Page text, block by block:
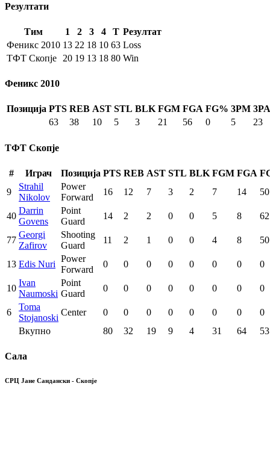
Резултати
Тим 1 2 3 4 T Резултат
Феникс 2010 13 22 18 10 63 Loss
ТФТ Скопје
20 19 13 18 80 Win
Феникс 2010
Позиција PTS REB AST STL BLK FGM FGA FG% 3PM 3PA
63
38 10 5 3 21 56 0 5 23
ТФТ Скопје
# Играч Позиција PTS REB AST STL BLK FGM FGA
9
Strahil
Nikolov
Power
Forward
16 12 7 3 2 7 14
40
Darrin
Govens
Point
Guard
14 2 2 0 0 5 8
77
Georgi
Zafirov
Shooting
Guard
11 2 1 0 0 4 8
13 Edis Nuri
Power
Forward
0 0 0 0 0 0 0 0
10
Ivan
Naumoski
Point
Guard
0 0 0 0 0 0 0 0
6
Toma
Stojanoski
Center 0 0 0 0 0 0 0
0
Вкупно
80 32 19 9 4 31 64
Сала
СРЦ Јане Сандански - Скопје